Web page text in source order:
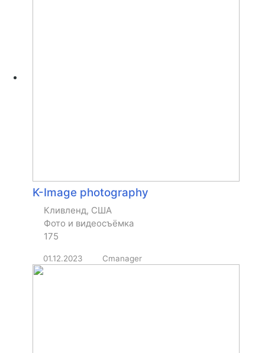
K-Image photography
Кливленд, США
Фото и видеосъёмка
175
01.12.2023 Cmanager